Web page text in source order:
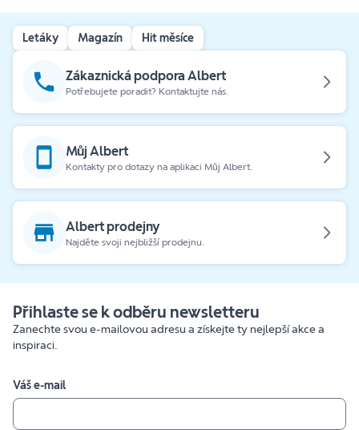
Letáky Magazín Hit měsíce
Zákaznická podpora Albert
Potřebujete poradit? Kontaktujte nás.
Můj Albert
Kontakty pro dotazy na aplikaci Můj Albert.
Albert prodejny
Najděte svoji nejbližší prodejnu.
Přihlaste se k odběru newsletteru
Zanechte svou e-mailovou adresu a získejte ty nejlepší akce a
inspiraci.
Váš e-mail